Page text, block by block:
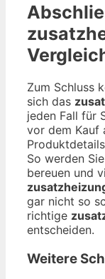
Zum Schluss
sich das
jeden Fall für
vor dem Kauf
So werden
bereuen und
gar nicht so
richtige
entscheiden.
Weitere